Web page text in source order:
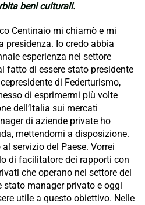
beni culturali.
Centinaio mi chiamò e mi
presidenza. Io credo abbia
esperienza nel settore
fatto di essere stato presidente
di Federturismo,
di esprimermi più volte
dell’Italia sui mercati
di aziende private ho
mettendomi a disposizione.
servizio del Paese. Vorrei
di facilitatore dei rapporti con
che operano nel settore del
stato manager privato e oggi
utile a questo obiettivo. Nelle